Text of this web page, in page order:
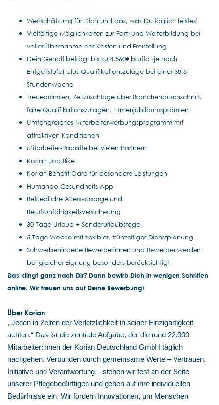
Wertschätzung für Dich und das, was Du täglich leistest
Vielfältige Möglichkeiten zur Fort- und Weiterbildung bei
voller Übernahme der Kosten und Freistellung
Dein Gehalt beträgt bis zu 4.560€ brutto (je nach
Entgeltstufe) plus Qualifikationszulage bei einer 38,5
Stundenwoche
Treueprämien, Zeitzuschläge über Branchendurchschnitt,
faire Qualifikationszulagen, Firmenjubiläumsprämien
Umfangreiches Mitarbeiterwerbungsprogramm mit
attraktiven Konditionen
Mitarbeiter-Rabatte bei vielen Partnern
Korian Job Bike
Korian-Benefit-Card für besondere Leistungen
Humanoo Gesundheits-App
Betriebliche Altersvorsorge und
Berufsunfähigkeitsversicherung
30 Tage Urlaub + Sonderurlaubstage
5-Tage Woche mit flexibler, frühzeitiger Dienstplanung
Schwerbehinderte Bewerberinnen und Bewerber werden
bei gleicher Eignung besonders berücksichtigt
Das klingt ganz nach Dir? Dann bewirb Dich in wenigen Schritten
online. Wir freuen uns auf Deine Bewerbung!
Über Korian
„Jeden in Zeiten der Verletzlichkeit in seiner Einzigartigkeit
achten.“ Das ist die zentrale Aufgabe, der die rund 22.000
Mitarbeiter:innen der Korian Deutschland GmbH täglich
nachgehen. Verbunden durch gemeinsame Werte – Vertrauen,
Initiative und Verantwortung – stehen wir fest an der Seite
unserer Pflegebedürftigen und gehen auf ihre individuellen
Bedürfnisse ein. Wir fördern Innovationen, um Menschen